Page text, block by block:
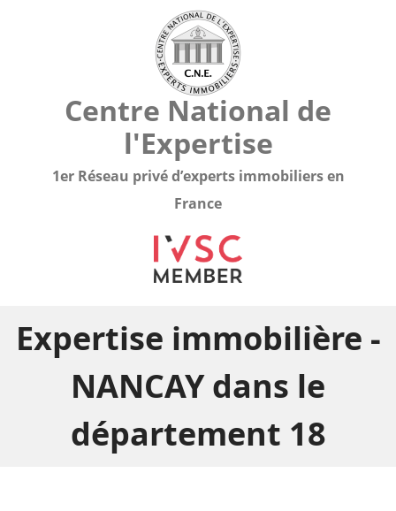
Centre National de
l'Expertise
1er Réseau privé d’experts immobiliers en
France
Expertise immobilière -
NANCAY dans le
département 18